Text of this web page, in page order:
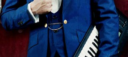
LE GROS RIFFIFI – Surfin’
The Covers !!!